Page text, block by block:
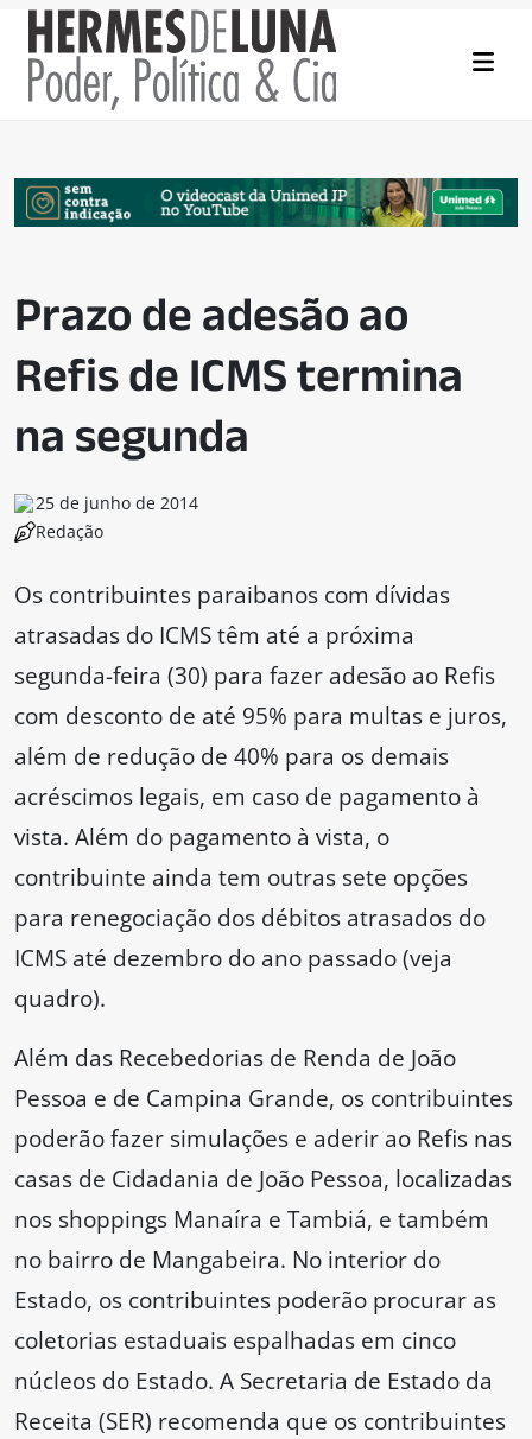
Prazo de adesão ao
Refis de ICMS termina
na segunda
25 de junho de 2014
Redação
Os contribuintes paraibanos com dívidas
atrasadas do ICMS têm até a próxima
segunda-feira (30) para fazer adesão ao Refis
com desconto de até 95% para multas e juros,
além de redução de 40% para os demais
acréscimos legais, em caso de pagamento à
vista. Além do pagamento à vista, o
contribuinte ainda tem outras sete opções
para renegociação dos débitos atrasados do
ICMS até dezembro do ano passado (veja
quadro).
Além das Recebedorias de Renda de João
Pessoa e de Campina Grande, os contribuintes
poderão fazer simulações e aderir ao Refis nas
casas de Cidadania de João Pessoa, localizadas
nos shoppings Manaíra e Tambiá, e também
no bairro de Mangabeira. No interior do
Estado, os contribuintes poderão procurar as
coletorias estaduais espalhadas em cinco
núcleos do Estado. A Secretaria de Estado da
Receita (SER) recomenda que os contribuintes